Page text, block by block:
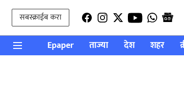
सबस्क्राईब करा
Epaper ताज्या देश शहर